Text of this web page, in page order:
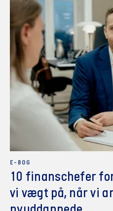
E-BOG
10 finanschefer
vi vægt på, når vi